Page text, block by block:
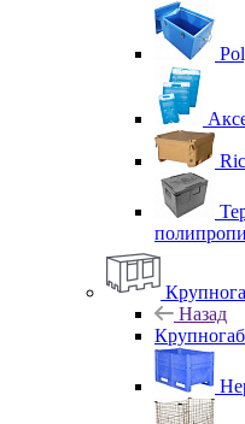
Ric
Назад